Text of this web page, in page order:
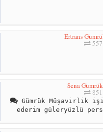
Ertrans
557
Sena
851
Gümrük Müşavirlik
ederim güleryüzlü